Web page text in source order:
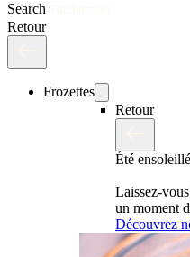
Search
Retour
Frozettes
Retour
Été
Laissez-
un moment
Découvrez